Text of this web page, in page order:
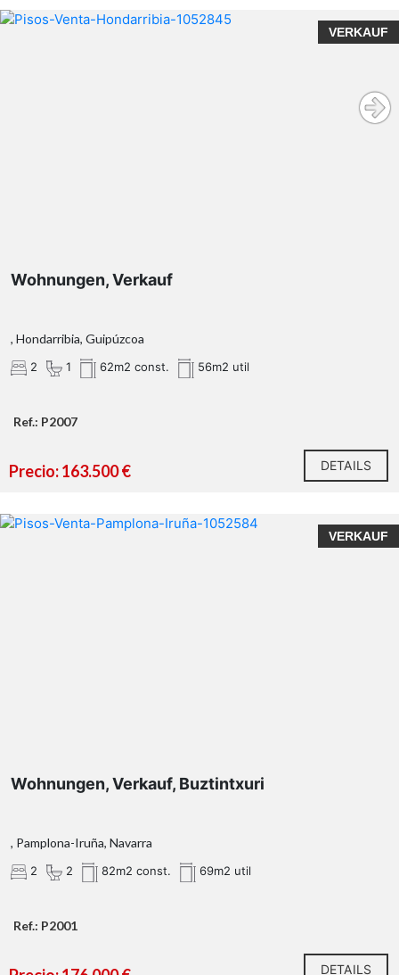
VERKAUF
Wohnungen, Verkauf
, Hondarribia, Guipúzcoa
2 1 62m2 const. 56m2 util
Ref.: P2007
Precio: 163.500 € DETAILS
VERKAUF
Wohnungen, Verkauf, Buztintxuri
, Pamplona-Iruña, Navarra
2 2 82m2 const. 69m2 util
Ref.: P2001
DETAILS